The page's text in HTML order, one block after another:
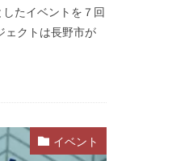
たイベントを７回
クトは長野市が
イベント